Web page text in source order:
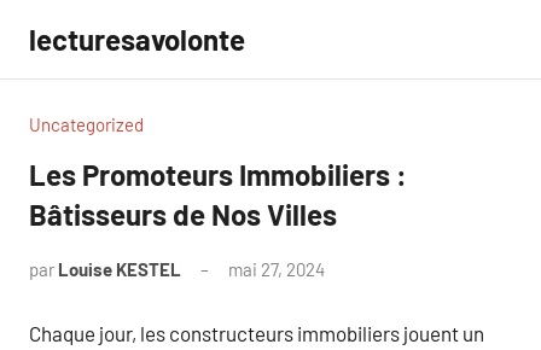
contenu
lecturesavolonte
Uncategorized
Les Promoteurs Immobiliers :
Bâtisseurs de Nos Villes
par Louise KESTEL mai 27, 2024
Chaque jour, les constructeurs immobiliers jouent un